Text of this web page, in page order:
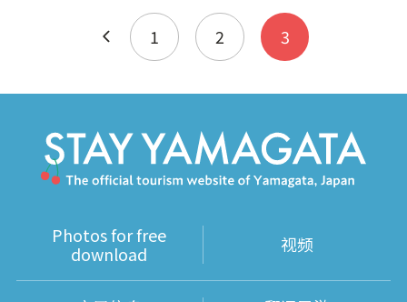
库的方向往前方看有导
覧标志，然…
1 2 3
Photos for free
download
视频